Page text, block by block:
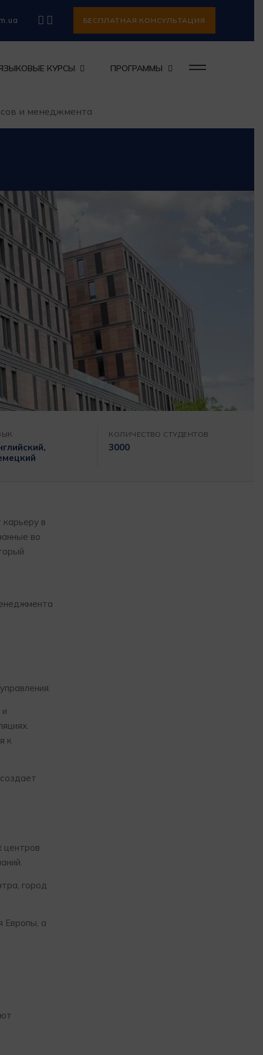
БЕСПЛАТНАЯ КОНСУЛЬТАЦИЯ
КУРСЫ ПРОГРАММЫ
и менеджмента
КОЛИЧЕСТВО СТУДЕНТОВ
3000
карьеру в
во
к
центров
город
Европы, а